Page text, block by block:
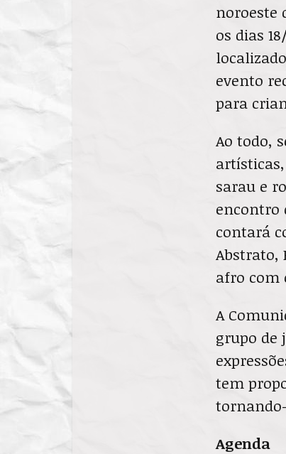
noroeste
os dias
evento
para
Ao todo,
sarau e
encontro
contará
Abstrato,
afro com
A
grupo de
tem
Agenda